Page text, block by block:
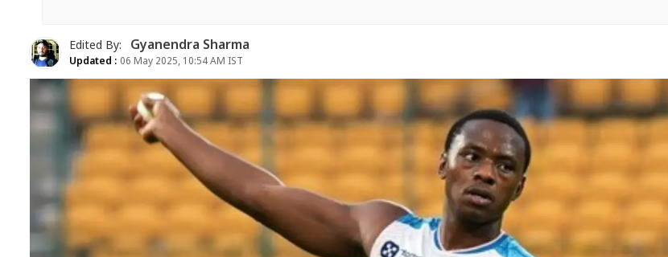
Edited By: Gyanendra Sharma
Updated : 06 May 2025, 10:54 AM IST